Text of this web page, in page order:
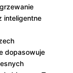
inteligentne
dopasowuje